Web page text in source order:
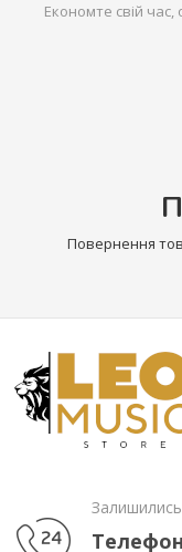
Економте свій
Повернення